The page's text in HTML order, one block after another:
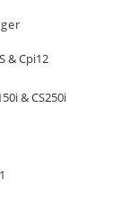
& Cpi12
& CS250i